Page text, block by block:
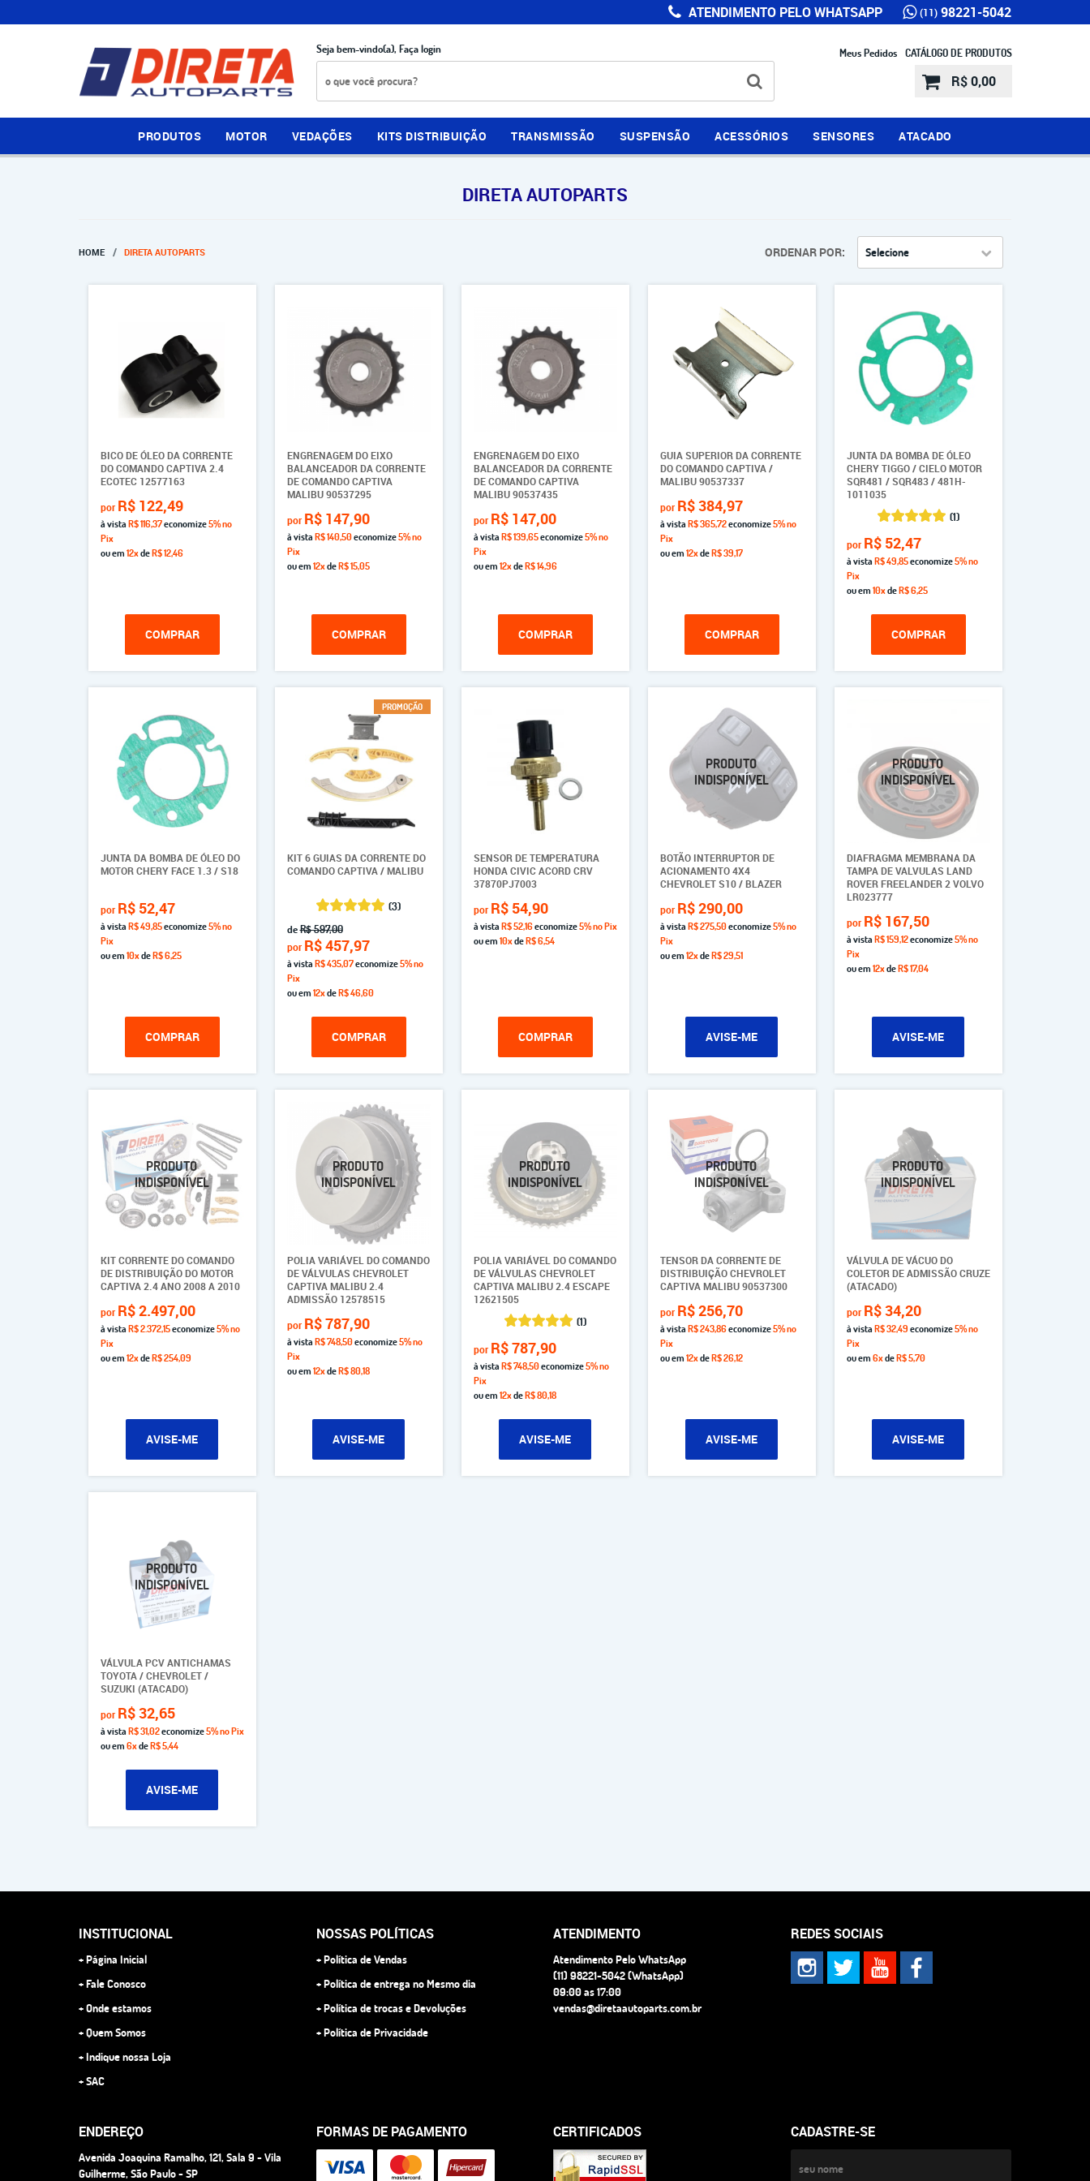
ATENDIMENTO PELO WHATSAPP (11) 98221-5042
Seja bem-vindo(a), Faça login Meus Pedidos CATÁLOGO DE PRODUTOS
R$ 0,00
PRODUTOS MOTOR VEDAÇÕES KITS DISTRIBUIÇÃO TRANSMISSÃO SUSPENSÃO ACESSÓRIOS SENSORES ATACADO
DIRETA AUTOPARTS
HOME DIRETA AUTOPARTS ORDENAR POR Selecione
BICO DE ÓLEO DA CORRENTE
DO COMANDO CAPTIVA 2.4
ECOTEC 12577163
por R$ 122,49
à vista R$ 116,37economize5%no
Pix
ou em 12xdeR$ 12,46
COMPRAR
ENGRENAGEM DO EIXO
BALANCEADOR DA CORRENTE
DE COMANDO CAPTIVA
MALIBU 90537295
por R$ 147,90
à vista R$ 140,50economize5%no
Pix
ou em 12xdeR$ 15,05
COMPRAR
ENGRENAGEM DO EIXO
BALANCEADOR DA CORRENTE
DE COMANDO CAPTIVA
MALIBU 90537435
por R$ 147,00
à vista R$ 139,65economize5%no
Pix
ou em 12xdeR$ 14,96
COMPRAR
GUIA SUPERIOR DA CORRENTE
DO COMANDO CAPTIVA /
MALIBU 90537337
por R$ 384,97
à vista R$ 365,72economize5%no
Pix
ou em 12xdeR$ 39,17
COMPRAR
JUNTA DA BOMBA DE ÓLEO
CHERY TIGGO / CIELO MOTOR
SQR481 / SQR483 / 481H-
1011035
(1)
por R$ 52,47
à vista R$ 49,85economize5%no
Pix
ou em 10xdeR$ 6,25
COMPRAR
JUNTA DA BOMBA DE ÓLEO DO
MOTOR CHERY FACE 1.3 / S18
por R$ 52,47
à vista R$ 49,85economize5%no
Pix
ou em 10xdeR$ 6,25
COMPRAR
PROMOÇÃO
KIT 6 GUIAS DA CORRENTE DO
COMANDO CAPTIVA / MALIBU
(3)
deR$ 597,00
por R$ 457,97
à vista R$ 435,07economize5%no
Pix
ou em 12xdeR$ 46,60
COMPRAR
SENSOR DE TEMPERATURA
HONDA CIVIC ACORD CRV
37870PJ7003
por R$ 54,90
à vista R$ 52,16economize5%no Pix
ou em 10xdeR$ 6,54
COMPRAR
BOTÃO INTERRUPTOR DE
ACIONAMENTO 4X4
CHEVROLET S10 / BLAZER
por R$ 290,00
à vista R$ 275,50economize5%no
Pix
ou em 12xdeR$ 29,51
AVISE-ME
DIAFRAGMA MEMBRANA DA
TAMPA DE VALVULAS LAND
ROVER FREELANDER 2 VOLVO
LR023777
por R$ 167,50
à vista R$ 159,12economize5%no
Pix
ou em 12xdeR$ 17,04
AVISE-ME
KIT CORRENTE DO COMANDO
DE DISTRIBUIÇÃO DO MOTOR
CAPTIVA 2.4 ANO 2008 A 2010
por R$ 2.497,00
à vista R$ 2.372,15economize5%no
Pix
ou em 12xdeR$ 254,09
AVISE-ME
POLIA VARIÁVEL DO COMANDO
DE VÁLVULAS CHEVROLET
CAPTIVA MALIBU 2.4
ADMISSÃO 12578515
por R$ 787,90
à vista R$ 748,50economize5%no
Pix
ou em 12xdeR$ 80,18
AVISE-ME
POLIA VARIÁVEL DO COMANDO
DE VÁLVULAS CHEVROLET
CAPTIVA MALIBU 2.4 ESCAPE
12621505
(1)
por R$ 787,90
à vista R$ 748,50economize5%no
Pix
ou em 12xdeR$ 80,18
AVISE-ME
TENSOR DA CORRENTE DE
DISTRIBUIÇÃO CHEVROLET
CAPTIVA MALIBU 90537300
por R$ 256,70
à vista R$ 243,86economize5%no
Pix
ou em 12xdeR$ 26,12
AVISE-ME
VÁLVULA DE VÁCUO DO
COLETOR DE ADMISSÃO CRUZE
(ATACADO)
por R$ 34,20
à vista R$ 32,49 economize5%no
Pix
ou em 6xdeR$ 5,70
AVISE-ME
VÁLVULA PCV ANTICHAMAS
TOYOTA / CHEVROLET /
SUZUKI (ATACADO)
por R$ 32,65
à vista R$ 31,02economize5%no Pix
ou em 6xdeR$ 5,44
AVISE-ME
INSTITUCIONAL
Página Inicial
Fale Conosco
Onde estamos
Quem Somos
Indique nossa Loja
SAC
NOSSAS POLÍTICAS
Política de Vendas
Política de entrega no Mesmo dia
Política de trocas e Devoluções
Política de Privacidade
ATENDIMENTO
Atendimento Pelo WhatsApp
(11)98221-5042(WhatsApp)
09:00 as 17:00
vendas@diretaautoparts.com.br
REDES SOCIAIS
ENDEREÇO
Avenida Joaquina Ramalho, 121, Sala 9 -Vila
Guilherme, São Paulo-SP
FORMAS DE PAGAMENTO CERTIFICADOS CADASTRE-SE